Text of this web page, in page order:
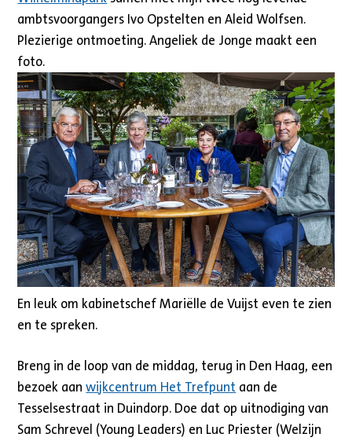
ambtsvoorgangers Ivo Opstelten en Aleid Wolfsen.
Plezierige ontmoeting. Angeliek de Jonge maakt een
foto.
En leuk om kabinetschef Mariëlle de Vuijst even te zien
en te spreken.
Breng in de loop van de middag, terug in Den Haag, een
bezoek aanwijkcentrum Het Trefpunt aan de
Tesselsestraat in Duindorp. Doe dat op uitnodiging van
Sam Schrevel (Young Leaders) en Luc Priester (Welzijn